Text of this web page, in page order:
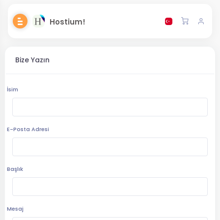
Hostium!
Bize Yazın
İsim
E-Posta Adresi
Başlık
Mesaj